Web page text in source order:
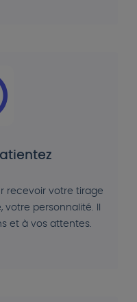
recevoir votre tirage
personnalité. Il
et à vos attentes.